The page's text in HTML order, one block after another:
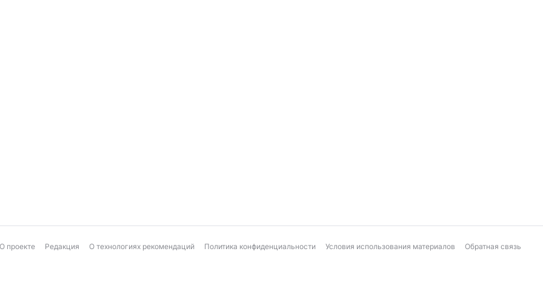
О проекте Редакция О технологиях рекомендаций Политика конфиденциальности Условия использования материалов Обратная связь